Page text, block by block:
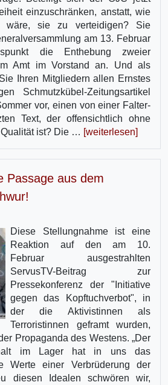
einzuschränken, anstatt, wie
wäre, sie zu verteidigen? Sie
am 13. Februar
die Enthebung zweier
Amt im Vorstand an. Und als
Ihren Mitgliedern allen Ernstes
Schmutzkübel-Zeitungsartikel
vor, einen von einer Falter-
Text, der offensichtlich ohne
ist? Die … [weiterlesen]
Passage aus dem
Diese Stellungnahme ist eine
Reaktion auf den am 10.
Februar ausgestrahlten
ServusTV-Beitrag zur
Pressekonferenz der "Initiative
gegen das Kopftuchverbot", in
der die Aktivistinnen als
Terroristinnen geframt wurden,
Propaganda des Westens. „Der
im Lager hat in uns das
Werte einer Verbrüderung der
diesen Idealen schwören wir,